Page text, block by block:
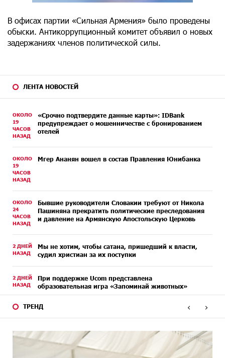
ЛЕНТА НОВОСТЕЙ
ОКОЛО
19
ЧАСОВ
НАЗАД
«Срочно подтвердите данные карты»: IDBank
предупреждает о мошенничестве с бронированием
отелей
ОКОЛО
19
ЧАСОВ
НАЗАД
Мгер Ананян вошел в состав Правления Юнибанка
ОКОЛО
24
ЧАСОВ
НАЗАД
Бывшие руководители Словакии требуют от Никола
Пашиняна прекратить политические преследования
и давление на Армянскую Апостольскую Церковь
2 ДНЕЙ
НАЗАД
Мы не хотим, чтобы сатана, пришедший к власти,
судил христиан за их поступки
2 ДНЕЙ
НАЗАД
При поддержке Ucom представлена
образовательная игра «Запоминай животных»
3 ДНЕЙ
Армения оказалась на грани исторической
катастрофы․ Аршак Карапетян
Выполняя требования агрессора, мира не достичь.
Аршак Карапетян
В офисах партии «Сильная Армения» было проведены
обыски. Антикоррупционный комитет объявил о новых
задержаниях членов политической силы.
ТРЕНД ‹ ›